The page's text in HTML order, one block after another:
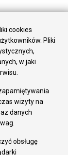
cookies
Pliki
w jaki
wizyty na
danych
obsługę